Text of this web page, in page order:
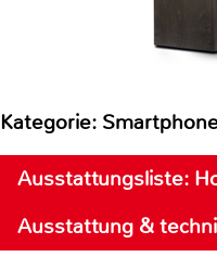
Kategorie:
Ausstattungsliste:
Ausstattung &